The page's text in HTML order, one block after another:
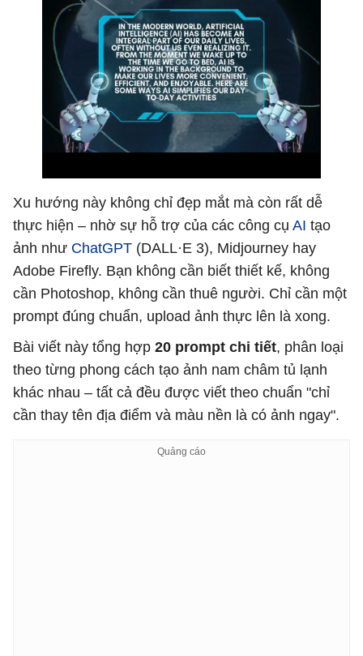
Xu hướng này không chỉ đẹp mắt mà còn rất dễ
thực hiện – nhờ sự hỗ trợ của các công cụ AI tạo
ảnh như ChatGPT (DALL·E 3), Midjourney hay
Adobe Firefly. Bạn không cần biết thiết kế, không
cần Photoshop, không cần thuê người. Chỉ cần một
prompt đúng chuẩn, upload ảnh thực lên là xong.
Bài viết này tổng hợp 20 prompt chi tiết, phân loại
theo từng phong cách tạo ảnh nam châm tủ lạnh
khác nhau – tất cả đều được viết theo chuẩn "chỉ
cần thay tên địa điểm và màu nền là có ảnh ngay".